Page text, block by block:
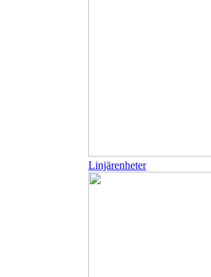
Linjärenheter